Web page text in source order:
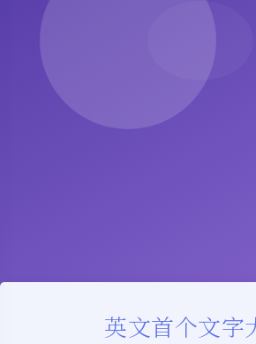
英文首个文字